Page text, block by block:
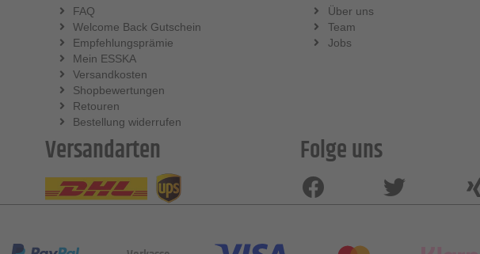
FAQ
Welcome Back Gutschein
Empfehlungsprämie
Mein ESSKA
Versandkosten
Shopbewertungen
Retouren
Bestellung widerrufen
Über uns
Team
Jobs
Versandarten
Folge uns